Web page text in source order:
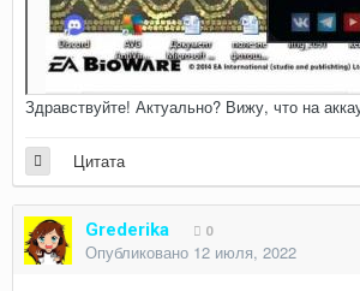
Здравствуйте! Актуально? Вижу, что на
Цитата
Grederika 0
Опубликовано 12 июля, 2022